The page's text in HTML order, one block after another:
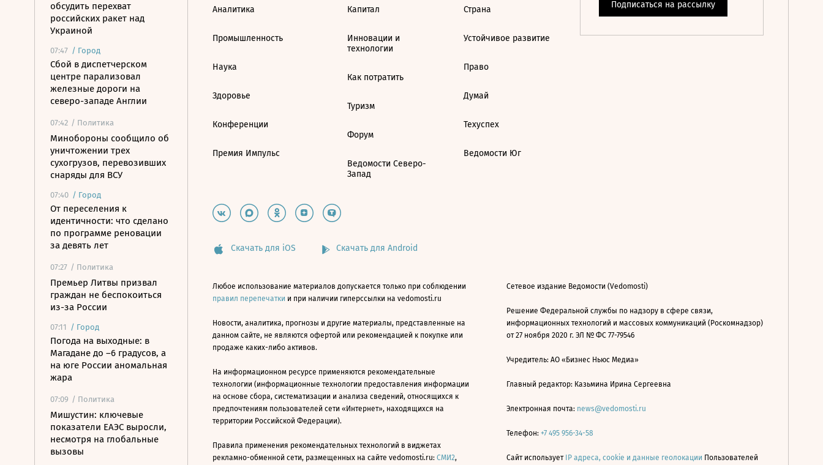
обсудить перехват
российских ракет над
Украиной
07:47 / Город
Сбой в диспетчерском
центре парализовал
железные дороги на
северо-западе Англии
07:42 / Политика
Минобороны сообщило об
уничтожении трех
сухогрузов, перевозивших
снаряды для ВСУ
07:40 / Город
От переселения к
идентичности: что сделано
по программе реновации
за девять лет
07:27 / Политика
Премьер Литвы призвал
граждан не беспокоиться
из-за России
07:11 / Город
Погода на выходные: в
Магадане до –6 градусов, а
на юге России аномальная
жара
07:09 / Политика
Мишустин: ключевые
показатели ЕАЭС выросли,
несмотря на глобальные
вызовы
Аналитика
Промышленность
Наука
Здоровье
Конференции
Премия Импульс
Капитал
Инновации и
технологии
Как потратить
Туризм
Форум
Ведомости Северо-
Запад
Страна
Устойчивое развитие
Право
Думай
Техуспех
Ведомости Юг
Скачать для iOS Скачать для Android
Любое использование материалов допускается только при соблюдении
правил перепечатки и при наличии гиперссылки на vedomosti.ru
Новости, аналитика, прогнозы и другие материалы, представленные на
данном сайте, не являются офертой или рекомендацией к покупке или
продаже каких-либо активов.
На информационном ресурсе применяются рекомендательные
технологии (информационные технологии предоставления информации
на основе сбора, систематизации и анализа сведений, относящихся к
предпочтениям пользователей сети «Интернет», находящихся на
территории Российской Федерации).
Правила применения рекомендательных технологий в виджетах
рекламно-обменной сети, размещенных на сайте vedomosti.ru: СМИ2,
Сетевое издание Ведомости (Vedomosti)
Решение Федеральной службы по надзору в сфере связи,
информационных технологий и массовых коммуникаций (Роскомнадзор)
от 27 ноября 2020 г. ЭЛ № ФС 77-79546
Учредитель: АО «Бизнес Ньюс Медиа»
Главный редактор: Казьмина Ирина Сергеевна
Электронная почта: news@vedomosti.ru
Телефон: +7 495 956-34-58
Сайт использует IP адреса, cookie и данные геолокации Пользователей